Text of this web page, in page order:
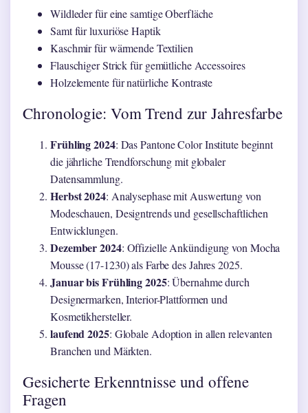
Wildleder für eine samtige Oberfläche
Samt für luxuriöse Haptik
Kaschmir für wärmende Textilien
Flauschiger Strick für gemütliche Accessoires
Holzelemente für natürliche Kontraste
Chronologie: Vom Trend zur Jahresfarbe
Frühling 2024: Das Pantone Color Institute beginnt
die jährliche Trendforschung mit globaler
Datensammlung.
Herbst 2024: Analysephase mit Auswertung von
Modeschauen, Designtrends und gesellschaftlichen
Entwicklungen.
Dezember 2024: Offizielle Ankündigung von Mocha
Mousse (17-1230) als Farbe des Jahres 2025.
Januar bis Frühling 2025: Übernahme durch
Designermarken, Interior-Plattformen und
Kosmetikhersteller.
laufend 2025: Globale Adoption in allen relevanten
Branchen und Märkten.
Gesicherte Erkenntnisse und offene
Fragen